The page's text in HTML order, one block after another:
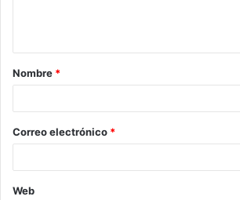
a
r
*
Nombre *
Correo electrónico *
Web